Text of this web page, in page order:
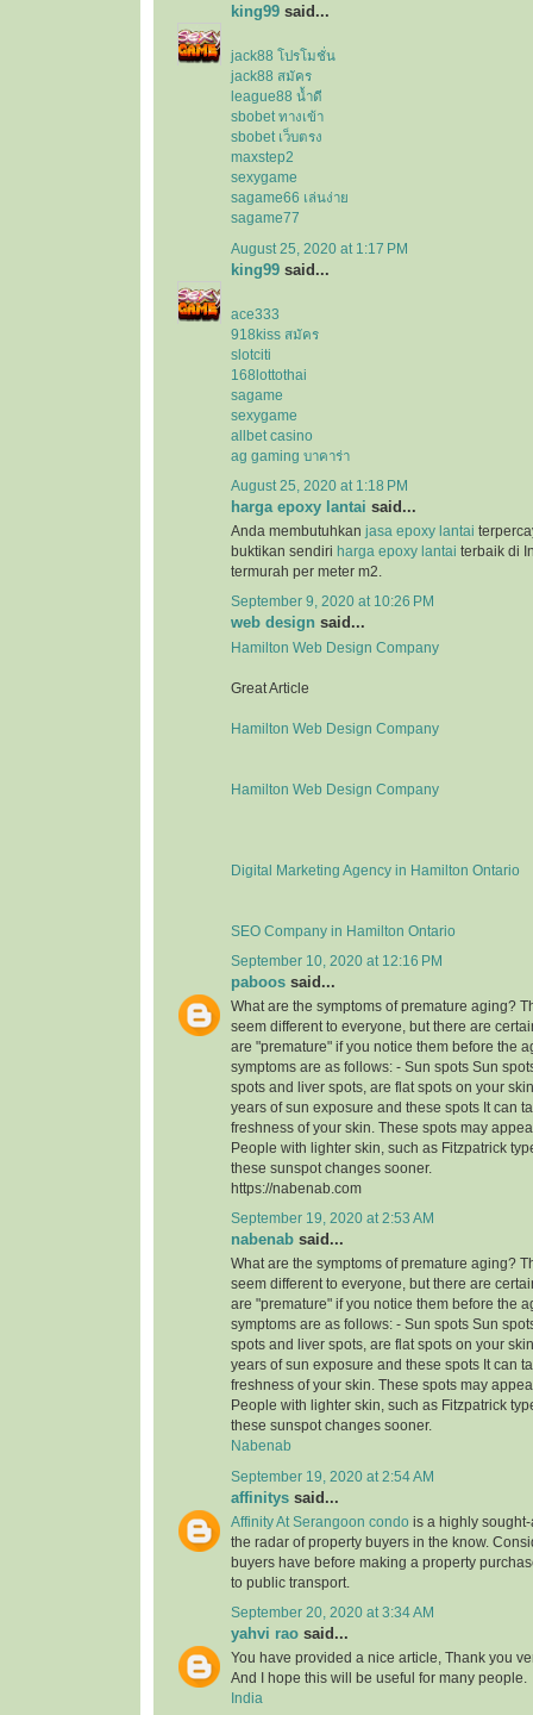
king99 said...
jack88 โปรโมชั่น
jack88 สมัคร
league88 น้ำดี
sbobet ทางเข้า
sbobet เว็บตรง
maxstep2
sexygame
sagame66 เล่นง่าย
sagame77
August 25, 2020 at 1:17 PM
king99 said...
ace333
918kiss สมัคร
slotciti
168lottothai
sagame
sexygame
allbet casino
ag gaming บาคาร่า
August 25, 2020 at 1:18 PM
harga epoxy lantai said...
Anda membutuhkan jasa epoxy lantai
buktikan sendiri harga epoxy lantai terbaik di
termurah per meter m2.
September 9, 2020 at 10:26 PM
web design said...
Hamilton Web Design Company
Great Article
Hamilton Web Design Company
Hamilton Web Design Company
Digital Marketing Agency in Hamilton Ontario
SEO Company in Hamilton Ontario
September 10, 2020 at 12:16 PM
paboos said...
What are the symptoms of premature aging?
seem different to everyone, but there are
are "premature" if you notice them before the
symptoms are as follows: - Sun spots Sun
spots and liver spots, are flat spots on your
years of sun exposure and these spots It can
freshness of your skin. These spots may
People with lighter skin, such as Fitzpatrick
these sunspot changes sooner.
https://nabenab.com
September 19, 2020 at 2:53 AM
nabenab said...
What are the symptoms of premature aging?
seem different to everyone, but there are
are "premature" if you notice them before the
symptoms are as follows: - Sun spots Sun
spots and liver spots, are flat spots on your
years of sun exposure and these spots It can
freshness of your skin. These spots may
People with lighter skin, such as Fitzpatrick
these sunspot changes sooner.
Nabenab
September 19, 2020 at 2:54 AM
affinitys said...
Affinity At Serangoon condo is a highly
the radar of property buyers in the know.
buyers have before making a property
to public transport.
September 20, 2020 at 3:34 AM
yahvi rao said...
You have provided a nice article, Thank you
And I hope this will be useful for many people.
India